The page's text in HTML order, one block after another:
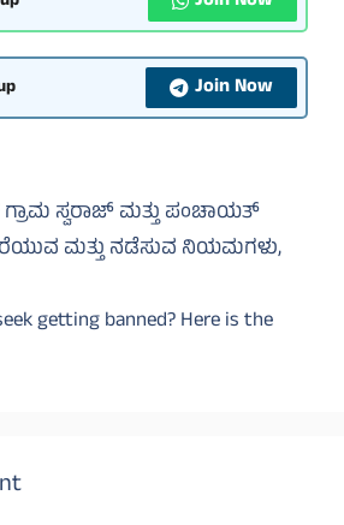
Join Now
ಗ್ರಾಮ ಸ್ವರಾಜ್ ಮತ್ತು ಪಂಚಾಯತ್
ಮತ್ತು ನಡೆಸುವ ನಿಯಮಗಳು,
getting banned? Here is the